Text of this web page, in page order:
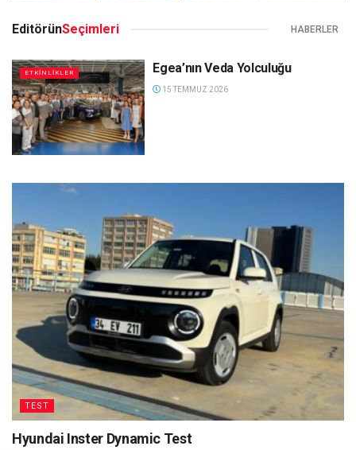
EditörünSeçimleri HABERLER
ETKİNLİKLER Egea’nın Veda Yolculuğu
15 TEMMUZ 2026
TEST
Hyundai Inster Dynamic Test